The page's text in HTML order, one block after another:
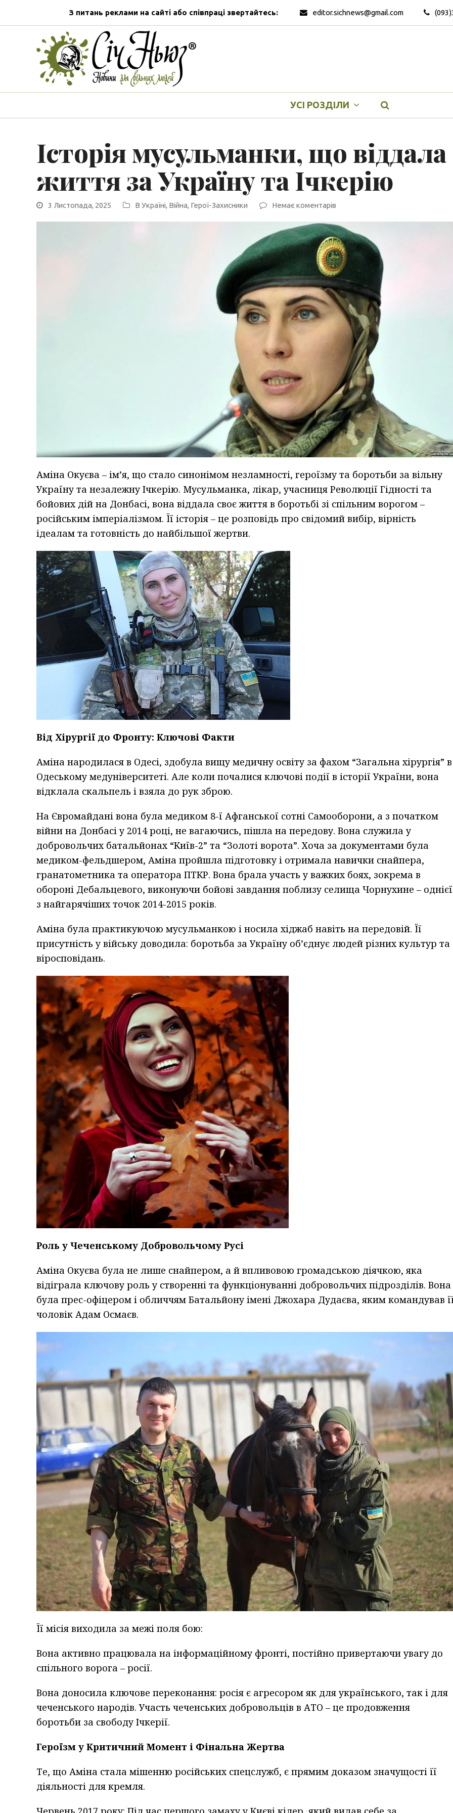
З питань реклами на сайті або співпраці звертайтесь: editor.sichnews@gmail.com
УСІ РОЗДІЛИ
Історія мусульманки, що віддала
життя за Україну та Ічкерію
3 Листопада, 2025 В Україні, Війна, Герої-Захисники Немає коментарів
Аміна Окуєва – ім’я, що стало синонімом незламності, героїзму та боротьби за вільну
Україну та незалежну Ічкерію. Мусульманка, лікар, учасниця Революції Гідності та
бойових дій на Донбасі, вона віддала своє життя в боротьбі зі спільним ворогом –
російським імперіалізмом. Її історія – це розповідь про свідомий вибір, вірність
ідеалам та готовність до найбільшої жертви.
Від Хірургії до Фронту: Ключові Факти
Аміна народилася в Одесі, здобула вищу медичну освіту за фахом “Загальна хірургія” в
Одеському медуніверситеті. Але коли почалися ключові події в історії України, вона
відклала скальпель і взяла до рук зброю.
На Євромайдані вона була медиком 8-ї Афганської сотні Самооборони, а з початком
війни на Донбасі у 2014 році, не вагаючись, пішла на передову. Вона служила у
добровольчих батальйонах “Київ-2” та “Золоті ворота”. Хоча за документами була
медиком-фельдшером, Аміна пройшла підготовку і отримала навички снайпера,
гранатометника та оператора ПТКР. Вона брала участь у важких боях, зокрема в
обороні Дебальцевого, виконуючи бойові завдання поблизу селища Чорнухине – однієї
з найгарячіших точок 2014-2015 років.
Аміна була практикуючою мусульманкою і носила хіджаб навіть на передовій. Її
присутність у війську доводила: боротьба за Україну об’єднує людей різних культур та
віросповідань.
Роль у Чеченському Добровольчому Русі
Аміна Окуєва була не лише снайпером, а й впливовою громадською діячкою, яка
відіграла ключову роль у створенні та функціонуванні добровольчих підрозділів. Вона
була прес-офіцером і обличчям Батальйону імені Джохара Дудаєва, яким командував
чоловік Адам Осмаєв.
Її місія виходила за межі поля бою:
Вона активно працювала на інформаційному фронті, постійно привертаючи увагу до
спільного ворога – росії.
Вона доносила ключове переконання: росія є агресором як для українського, так і для
чеченського народів. Участь чеченських добровольців в АТО – це продовження
боротьби за свободу Ічкерії.
Героїзм у Критичний Момент і Фінальна Жертва
Те, що Аміна стала мішенню російських спецслужб, є прямим доказом значущості її
діяльності для кремля.